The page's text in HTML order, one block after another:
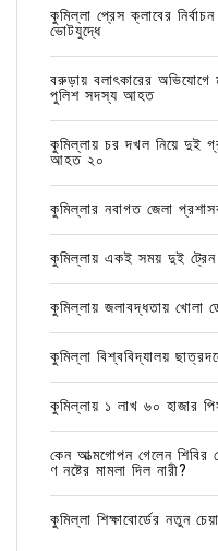
কুমিল্লা প্রেস ক্লাবের
ভোটযুদ্ধে
বরুড়ায় বলাৎকারের অভিযোগে
পুলিশ সদস্য আহত
কুমিল্লায় চর দখল নিয়ে দুই
আহত ২০
কুমিল্লার নবাগত জেলা
কুমিল্লায় একই সময় দুই
কুমিল্লায় জলাবদ্ধতায় খোলা
কুমিল্লা বিশ্ববিদ্যালয়
কুমিল্লায় ১ লাখ ৬০ হাজার
কেন আত্মগোপন গেলেন
ণ নষ্টের মামলা দিল নারী?
কুমিল্লা শিক্ষাবোর্ডের নতুন